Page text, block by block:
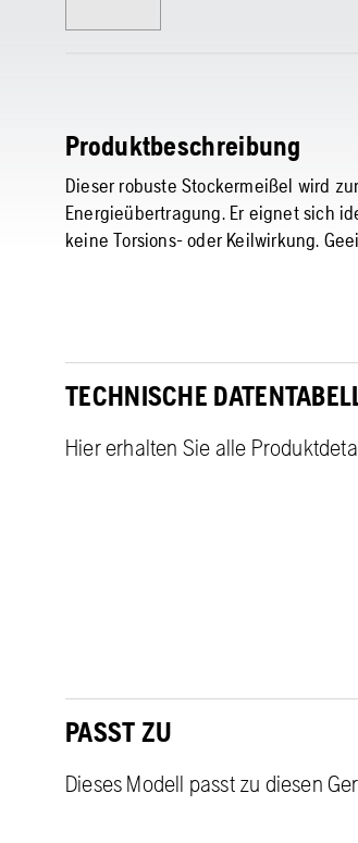
Produktbeschreibung
Dieser robuste Stockermeißel wird
Energieübertragung. Er eignet sich
keine Torsions- oder Keilwirkung.
TECHNISCHE
Hier erhalten Sie alle
PASST ZU
Dieses Modell passt zu diesen